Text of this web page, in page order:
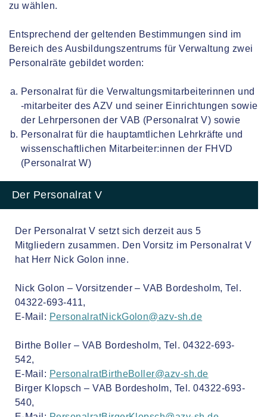
zu wählen.
Entsprechend der geltenden Bestimmungen sind im
Bereich des Ausbildungszentrums für Verwaltung zwei
Personalräte gebildet worden:
Personalrat für die Verwaltungsmitarbeiterinnen und
-mitarbeiter des AZV und seiner Einrichtungen sowie
der Lehrpersonen der VAB (Personalrat V) sowie
Personalrat für die hauptamtlichen Lehrkräfte und
wissenschaftlichen Mitarbeiter:innen der FHVD
(Personalrat W)
Der Personalrat V
Der Personalrat V setzt sich derzeit aus 5
Mitgliedern zusammen. Den Vorsitz im Personalrat V
hat Herr Nick Golon inne.
Nick Golon – Vorsitzender – VAB Bordesholm, Tel.
04322-693-411,
E-Mail: PersonalratNickGolon@azv-sh.de
Birthe Boller – VAB Bordesholm, Tel. 04322-693-
542,
E-Mail: PersonalratBirtheBoller@azv-sh.de
Birger Klopsch – VAB Bordesholm, Tel. 04322-693-
540,